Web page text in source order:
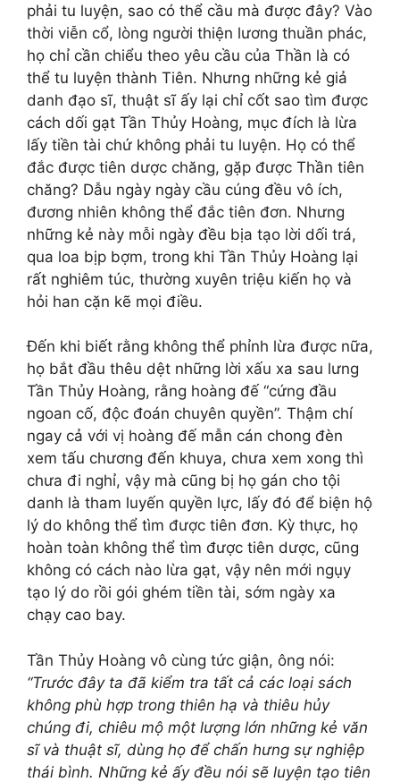
phải tu luyện, sao có thể cầu mà được đây? Vào
thời viễn cổ, lòng người thiện lương thuần phác,
họ chỉ cần chiểu theo yêu cầu của Thần là có
thể tu luyện thành Tiên. Nhưng những kẻ giả
danh đạo sĩ, thuật sĩ ấy lại chỉ cốt sao tìm được
cách dối gạt Tần Thủy Hoàng, mục đích là lừa
lấy tiền tài chứ không phải tu luyện. Họ có thể
đắc được tiên dược chăng, gặp được Thần tiên
chăng? Dẫu ngày ngày cầu cúng đều vô ích,
đương nhiên không thể đắc tiên đơn. Nhưng
những kẻ này mỗi ngày đều bịa tạo lời dối trá,
qua loa bịp bợm, trong khi Tần Thủy Hoàng lại
rất nghiêm túc, thường xuyên triệu kiến họ và
hỏi han cặn kẽ mọi điều.
Đến khi biết rằng không thể phỉnh lừa được nữa,
họ bắt đầu thêu dệt những lời xấu xa sau lưng
Tần Thủy Hoàng, rằng hoàng đế “cứng đầu
ngoan cố, độc đoán chuyên quyền”. Thậm chí
ngay cả với vị hoàng đế mẫn cán chong đèn
xem tấu chương đến khuya, chưa xem xong thì
chưa đi nghỉ, vậy mà cũng bị họ gán cho tội
danh là tham luyến quyền lực, lấy đó để biện hộ
lý do không thể tìm được tiên đơn. Kỳ thực, họ
hoàn toàn không thể tìm được tiên dược, cũng
không có cách nào lừa gạt, vậy nên mới ngụy
tạo lý do rồi gói ghém tiền tài, sớm ngày xa
chạy cao bay.
Tần Thủy Hoàng vô cùng tức giận, ông nói:
“Trước đây ta đã kiểm tra tất cả các loại sách
không phù hợp trong thiên hạ và thiêu hủy
chúng đi, chiêu mộ một lượng lớn những kẻ văn
sĩ và thuật sĩ, dùng họ để chấn hưng sự nghiệp
thái bình. Những kẻ ấy đều nói sẽ luyện tạo tiên